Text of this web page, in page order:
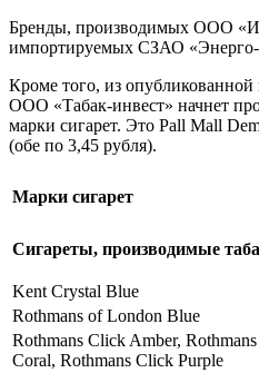
Бренды, производимых ООО
импортируемых СЗАО
Кроме того, из
ООО «Табак-инвест» начнет
марки сигарет. Это Pall Mall
(обе по 3,45 рубля).
Марки сигарет
Сигареты, производимые
Kent Crystal Blue
Rothmans of London Blue
Rothmans Click Amber,
Coral, Rothmans Click Purple